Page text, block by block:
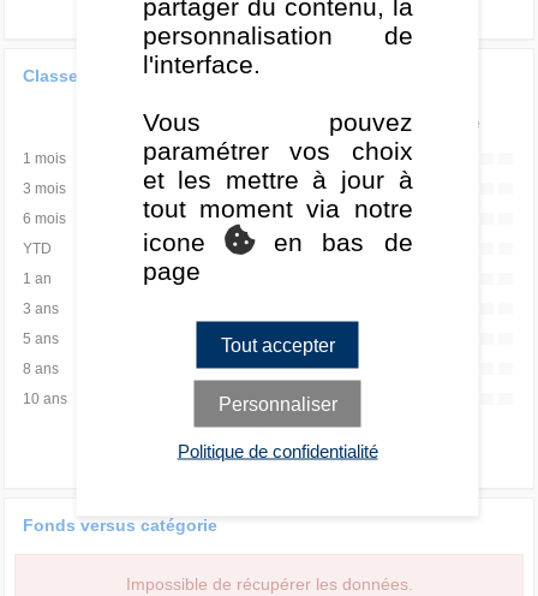
Classement de la performance
Quartile
1 mois -
-
3 mois
-
-
6 mois
-
-
YTD
-
1 an
3 ans
5 ans
-
8 ans
-
10 ans
-
Fonds versus catégorie
Impossible de récupérer les données.
partager du contenu, la
personnalisation de
l'interface.
Vous pouvez
paramétrer vos choix
et les mettre à jour à
tout moment via notre
icone
en bas de
page
Tout accepter
Personnaliser
Politique de confidentialité